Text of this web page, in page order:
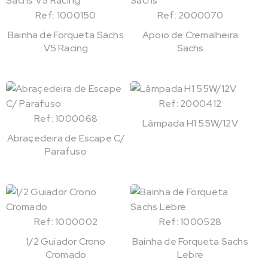
Ref: 1000150
Bainha de Forqueta Sachs
V5 Racing
Ref: 2000070
Apoio de Cremalheira
Sachs
Ref: 1000068
Abraçedeira de Escape C/
Parafuso
Ref: 2000412
Lâmpada H1 55W/12V
Ref: 1000002
1/2 Guiador Crono
Cromado
Ref: 1000528
Bainha de Forqueta Sachs
Lebre